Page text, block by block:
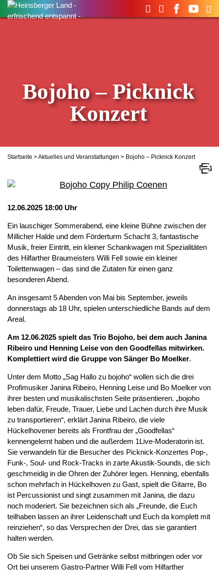
Suchen
nach:
Bojoho – Picknick
Konzert
Startseite >Aktuelles und Veranstaltungen > Bojoho – Picknick Konzert
12.06.2025 18:00 Uhr
Ein lauschiger Sommerabend, eine kleine Bühne zwischen der
Millicher Halde und dem Förderturm Schacht 3, fantastische
Musik, freier Eintritt, ein kleiner Schankwagen mit Spezialitäten
des Hilfarther Braumeisters Willi Fell sowie ein kleiner
Toilettenwagen – das sind die Zutaten für einen ganz
besonderen Abend.
An insgesamt 5 Abenden von Mai bis September, jeweils
donnerstags ab 18 Uhr, spielen unterschiedliche Bands auf dem
Areal.
Am 12.06.2025 spielt das Trio Bojoho, bei dem auch Janina
Ribeiro und Henning Leise von den Goodfellas mitwirken.
Komplettiert wird die Gruppe von Sänger Bo Moelker.
Unter dem Motto „Sag Hallo zu bojoho“ wollen sich die drei
Profimusiker Janina Ribeiro, Henning Leise und Bo Moelker von
ihrer besten und musikalischsten Seite präsentieren. „bojoho
leben dafür, Freude, Trauer, Liebe und Lachen durch ihre Musik
zu transportieren“, erklärt Janina Ribeiro, die viele
Hückelhovener bereits als Frontfrau der „Goodfellas“
kennengelernt haben und die außerdem 1Live-Moderatorin ist.
Sie verwandeln für die Besucher des Picknick-Konzertes Pop-,
Funk-, Soul- und Rock-Tracks in zarte Akustik-Sounds, die sich
geschmeidig in die Ohren der Zuhörer legen. Henning, ebenfalls
schon mehrfach in Hückelhoven zu Gast, spielt die Gitarre, Bo
ist Percussionist und singt zusammen mit Janina, die dazu
noch moderiert. Sie bezeichnen sich als „Freunde, die Euch
teilhaben lassen an ihrer Leidenschaft und Euch da komplett mit
reinziehen“, so das Versprechen der Drei, das sie garantiert
halten werden.
Ob Sie sich Speisen und Getränke selbst mitbringen oder vor
Ort bei unserem Gastro-Partner Willi Fell vom Hilfarther